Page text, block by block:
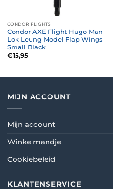
CONDOR FLIGHTS
Condor AXE Flight Hugo Man
Lok Leung Model Flap Wings
Small Black
€15,95
MIJN ACCOUNT
Mijn account
Winkelmandje
Cookiebeleid
KLANTENSERVICE